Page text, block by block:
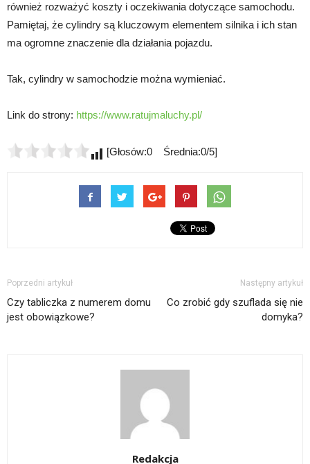
również rozważyć koszty i oczekiwania dotyczące samochodu.
Pamiętaj, że cylindry są kluczowym elementem silnika i ich stan
ma ogromne znaczenie dla działania pojazdu.
Tak, cylindry w samochodzie można wymieniać.
Link do strony: https://www.ratujmaluchy.pl/
[Głosów:0 Średnia:0/5]
Poprzedni artykuł
Czy tabliczka z numerem domu
jest obowiązkowe?
Następny artykuł
Co zrobić gdy szuflada się nie
domyka?
Redakcja